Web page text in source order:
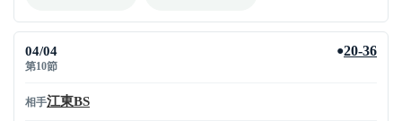
04/04
第10節
●20-36
相手江東BS